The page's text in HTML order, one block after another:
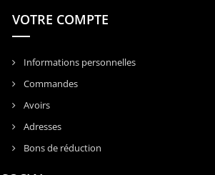
VOTRE COMPTE
Informations personnelles
Commandes
Avoirs
Adresses
Bons de réduction